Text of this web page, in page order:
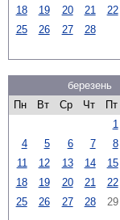
18
19 20 21 22
25
26 27 28
березень
Пн
Вт Ср Чт Пт
1
4
5 6 7 8
11
12 13 14 15
18
19 20 21 22
25
26 27 28 29